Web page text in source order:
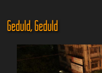
Geduld, Geduld